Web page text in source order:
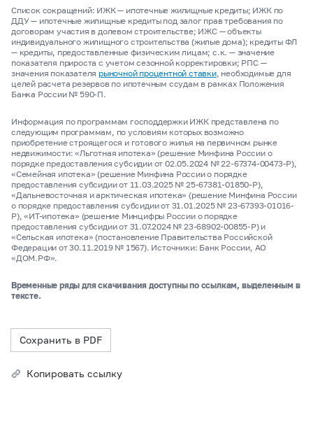
Список сокращений: ИЖК — ипотечные жилищные кредиты; ИЖК по
ДДУ — ипотечные жилищные кредиты под залог прав требования по
договорам участия в долевом строительстве; ИЖС — объекты
индивидуального жилищного строительства (жилые дома); кредиты ФЛ
— кредиты, предоставленные физическим лицам; с.к. — значение
показателя прироста с учетом сезонной корректировки; РПС —
значения показателя рыночной процентной ставки, необходимые для
целей расчета резервов по ипотечным ссудам в рамках Положения
Банка России № 590-П.
Информация по программам господдержки ИЖК представлена по
следующим программам, по условиям которых возможно
приобретение строящегося и готового жилья на первичном рынке
недвижимости: «Льготная ипотека» (решение Минфина России о
порядке предоставления субсидии от 02.05.2024 № 22-67374-00473-Р),
«Семейная ипотека» (решение Минфина России о порядке
предоставления субсидии от 11.03.2025 № 25-67381-01850-Р),
«Дальневосточная и арктическая ипотека» (решение Минфина России
о порядке предоставления субсидии от 31.01.2025 № 23-67393-01016-
Р), «ИТ-ипотека» (решение Минцифры России о порядке
предоставления субсидии от 31.07.2024 № 23-68902-00855-Р) и
«Сельская ипотека» (постановление Правительства Российской
Федерации от 30.11.2019 № 1567). Источники: Банк России, АО
«ДОМ.РФ».
Временные ряды для скачивания доступны по ссылкам, выделенным в
тексте.
Сохранить в PDF
Копировать ссылку